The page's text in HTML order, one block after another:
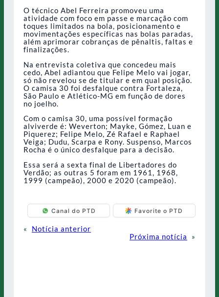
O técnico Abel Ferreira promoveu uma
atividade com foco em passe e marcação com
toques limitados na bola, posicionamento e
movimentações específicas nas bolas paradas,
além aprimorar cobranças de pênaltis, faltas e
finalizações.
Na entrevista coletiva que concedeu mais
cedo, Abel adiantou que Felipe Melo vai jogar,
só não revelou se de titular e em qual posição.
O camisa 30 foi desfalque contra Fortaleza,
São Paulo e Atlético-MG em função de dores
no joelho.
Com o camisa 30, uma possível formação
alviverde é: Weverton; Mayke, Gómez, Luan e
Piquerez; Felipe Melo, Zé Rafael e Raphael
Veiga; Dudu, Scarpa e Rony. Suspenso, Marcos
Rocha é o único desfalque para a decisão.
Essa será a sexta final de Libertadores do
Verdão; as outras 5 foram em 1961, 1968,
1999 (campeão), 2000 e 2020 (campeão).
Canal do PTD Favorite o PTD
«
Notícia anterior
Próxima notícia
»